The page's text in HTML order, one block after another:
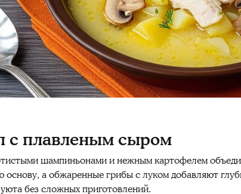
с плавленым сыром
шампиньонами и нежным картофелем
основу, а обжаренные грибы с луком добавляют
уюта без сложных приготовлений.